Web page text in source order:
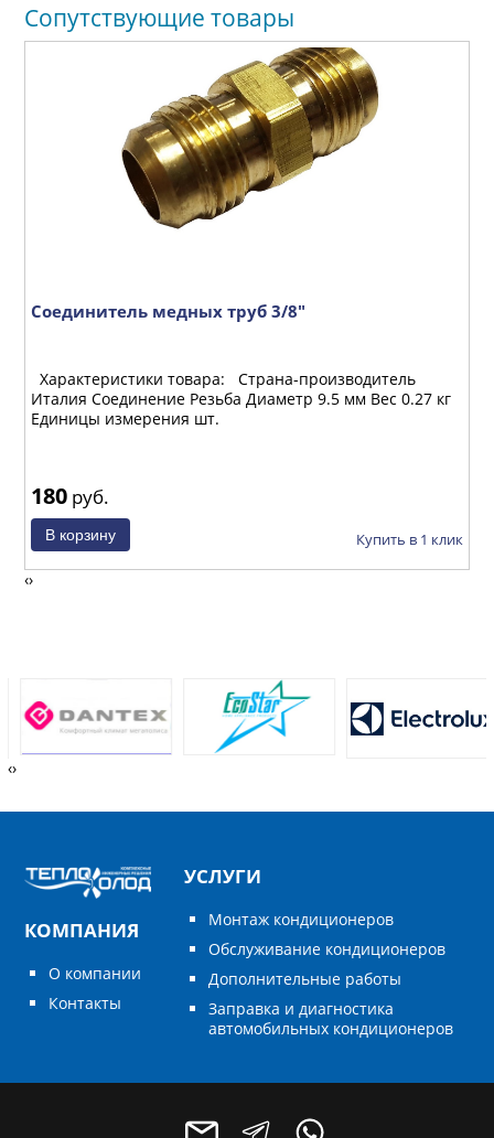
Сопутствующие товары
Соединитель медных труб 3/8"
Характеристики товара: Страна-производитель
Италия Соединение Резьба Диаметр 9.5 мм Вес 0.27 кг
Единицы измерения шт.
180 руб.
Купить в 1 клик
‹›
‹›
КОМПАНИЯ
О компании
Контакты
УСЛУГИ
Монтаж кондиционеров
Обслуживание кондиционеров
Дополнительные работы
Заправка и диагностика
автомобильных кондиционеров